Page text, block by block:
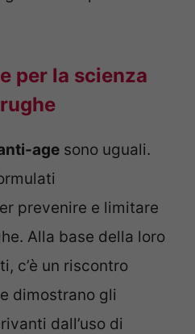
per la scienza
age sono uguali.
prevenire e limitare
Alla base della loro
c’è un riscontro
dimostrano gli
dall’uso di